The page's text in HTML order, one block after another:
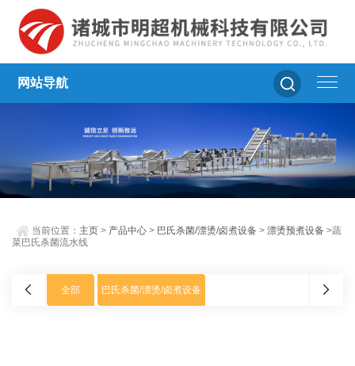
网站导航
当前位置： 主页 > 产品中心 > 巴氏杀菌/漂烫/卤煮设备 >漂烫预煮设备 >蔬
菜巴氏杀菌流水线
全部 巴氏杀菌/漂烫/卤煮设备